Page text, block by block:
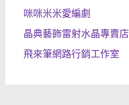
咪咪米米愛編劇
晶典藝飾雷射水晶專賣店
飛來筆網路行銷工作室